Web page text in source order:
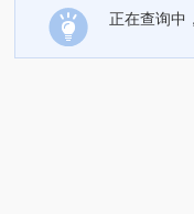
正在查询中